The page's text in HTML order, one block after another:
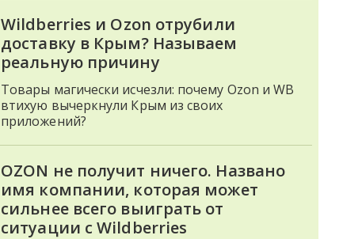
Wildberries и Ozon отрубили
доставку в Крым? Называем
реальную причину
Товары магически исчезли: почему Ozon и WB
втихую вычеркнули Крым из своих
приложений?
OZON не получит ничего. Названо
имя компании, которая может
сильнее всего выиграть от
ситуации с Wildberries